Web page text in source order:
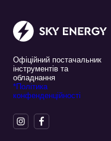
Офіційний постачальник
інструментів та
обладнання
*Політика
конфенденційності